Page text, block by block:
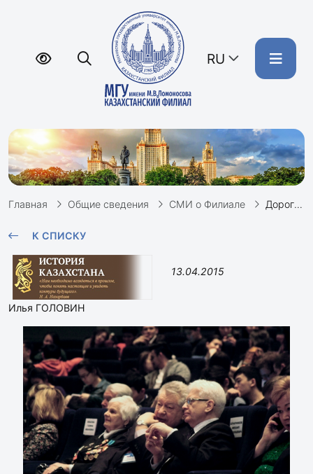
RU
Главная Общие сведения СМИ о Филиале Дорогу молодым учёным // сайт «История Казахстана», 13.04.15
К СПИСКУ
13.04.2015
Илья ГОЛОВИН